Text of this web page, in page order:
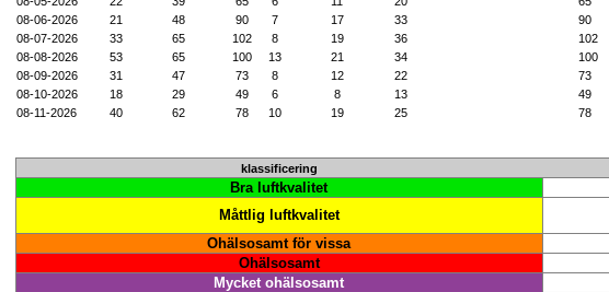
08-06-2026
21 48 90 7 17 33 90
08-07-2026
33 65 102 8 19 36 102
08-08-2026
53 65 100 13 21 34 100
08-09-2026
31 47 73 8 12 22 73
08-10-2026
18 29 49 6 8 13 49
08-11-2026
40 62 78 10 19 25 78
klassificering
Bra luftkvalitet
Måttlig luftkvalitet
Ohälsosamt för vissa
Ohälsosamt
Mycket ohälsosamt